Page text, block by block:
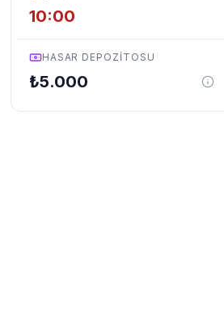
10:00
HASAR DEPOZITOSU
₺5.000